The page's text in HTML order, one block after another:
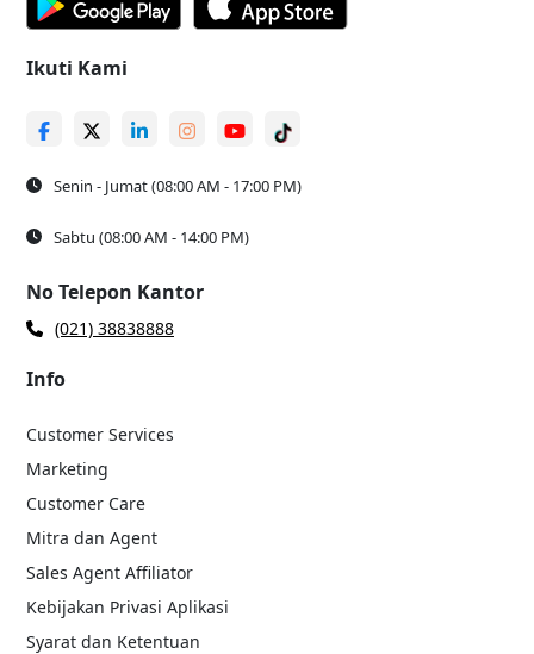
Ikuti Kami
Senin - Jumat (08:00 AM - 17:00 PM)
Sabtu (08:00 AM - 14:00 PM)
No Telepon Kantor
(021) 38838888
Info
Customer Services
Marketing
Customer Care
Mitra dan Agent
Sales Agent Affiliator
Kebijakan Privasi Aplikasi
Syarat dan Ketentuan